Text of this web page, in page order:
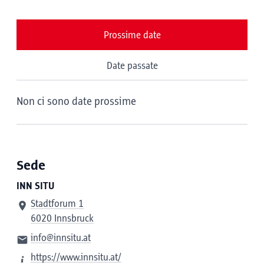
Prossime date
Date passate
Non ci sono date prossime
Sede
INN SITU
Stadtforum 1
6020 Innsbruck
info@innsitu.at
https://www.innsitu.at/